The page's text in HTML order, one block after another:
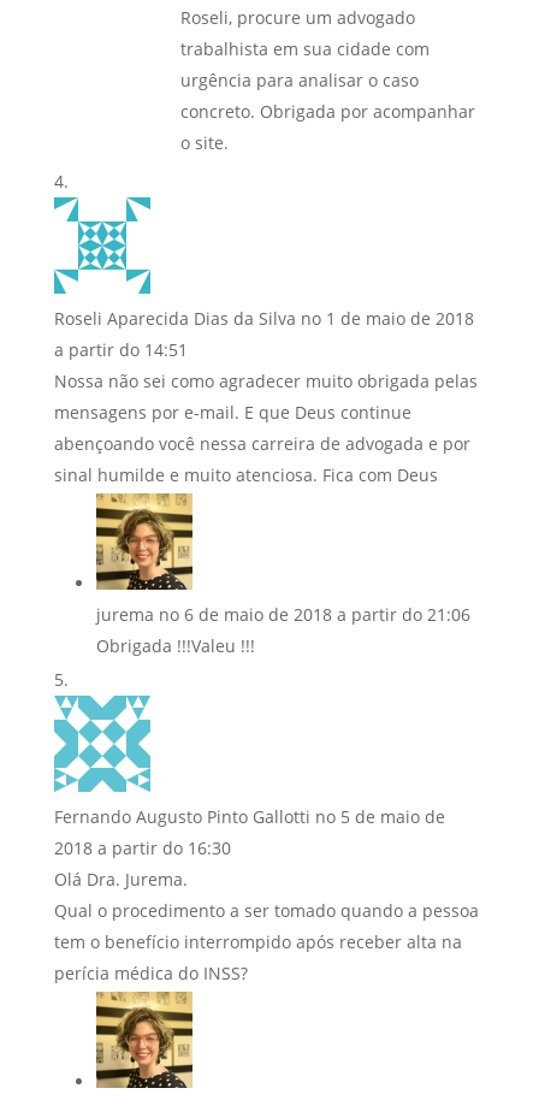
Roseli, procure um advogado
trabalhista em sua cidade com
urgência para analisar o caso
concreto. Obrigada por acompanhar
o site.
Roseli Aparecida Dias da Silva no 1 de maio de 2018
a partir do 14:51
Nossa não sei como agradecer muito obrigada pelas
mensagens por e-mail. E que Deus continue
abençoando você nessa carreira de advogada e por
sinal humilde e muito atenciosa. Fica com Deus
jurema no 6 de maio de 2018 a partir do 21:06
Obrigada !!!Valeu !!!
Fernando Augusto Pinto Gallotti no 5 de maio de
2018 a partir do 16:30
Olá Dra. Jurema.
Qual o procedimento a ser tomado quando a pessoa
tem o benefício interrompido após receber alta na
perícia médica do INSS?